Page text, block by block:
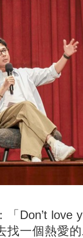
Don’t love
找一個熱愛